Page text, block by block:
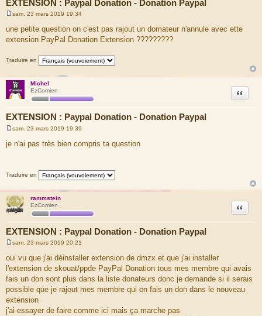
EXTENSION : Paypal Donation - Donation Paypal
e
s
s
e
sam. 23 mars 2019 19:34
une petite question on c'est pas rajout un domateur n'annule avec ette
extension PayPal Donation Extension ?????????
Traduire en
Michel
EzComien
EXTENSION : Paypal Donation - Donation Paypal
Citation
s
e
sam. 23 mars 2019 19:39
je n'ai pas très bien compris ta question
Traduire en
rammstein
EzComien
EXTENSION : Paypal Donation - Donation Paypal
Citation
e
s
s
a
g
e
sam. 23 mars 2019 20:21
oui vu que j'ai déinstaller extension de dmzx et que j'ai installer
l'extension de skouat/ppde PayPal Donation tous mes membre qui avais
fais un don sont plus dans la liste donateurs donc je demande si il serais
possible que je rajout mes membre qui on fais un don dans le nouveau
extension
j'ai essayer de faire comme ici mais ça marche pas